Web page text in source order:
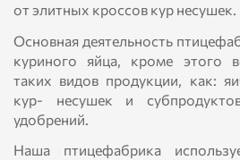
от элитных кроссов кур несушек.
Основная деятельность
куриного яйца, кроме этого
таких видов продукции, как:
кур- несушек и
удобрений.
Наша птицефабрика